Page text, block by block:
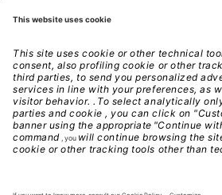
Note Legali
Privacy
Gestione Cookie